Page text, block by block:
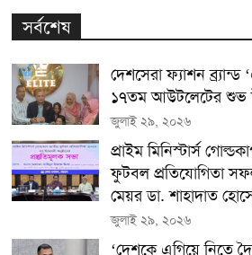
সর্বশেষ
দেশসেরা ফ্যাশন ব্র্যান্ড
১৭তম আউটলেটের শুভ
জুলাই ২৯, ২০২৬
প্রাইম মিনিস্টার্স
ফুটবল প্রতিযোগিতা
মেয়র ডা. শাহাদাত
জুলাই ২৯, ২০২৬
‘দেশকে এগিয়ে নিতে